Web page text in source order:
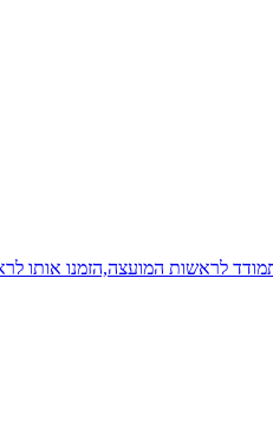
לראשות המועצה,הזמנו אותו